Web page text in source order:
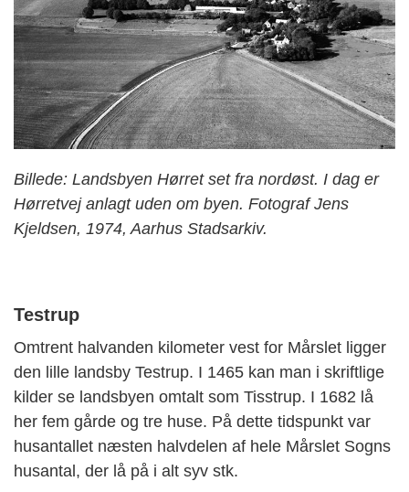
Billede: Landsbyen Hørret set fra nordøst. I dag er
Hørretvej anlagt uden om byen. Fotograf Jens
Kjeldsen, 1974, Aarhus Stadsarkiv.
Testrup
Omtrent halvanden kilometer vest for Mårslet ligger
den lille landsby Testrup. I 1465 kan man i skriftlige
kilder se landsbyen omtalt som Tisstrup. I 1682 lå
her fem gårde og tre huse. På dette tidspunkt var
husantallet næsten halvdelen af hele Mårslet Sogns
husantal, der lå på i alt syv stk.